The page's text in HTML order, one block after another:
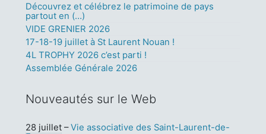
Découvrez et célébrez le patrimoine de pays
partout en (…)
VIDE GRENIER 2026
17-18-19 juillet à St Laurent Nouan !
4L TROPHY 2026 c’est parti !
Assemblée Générale 2026
Nouveautés sur le Web
28 juillet –Vie associative des Saint-Laurent-de-